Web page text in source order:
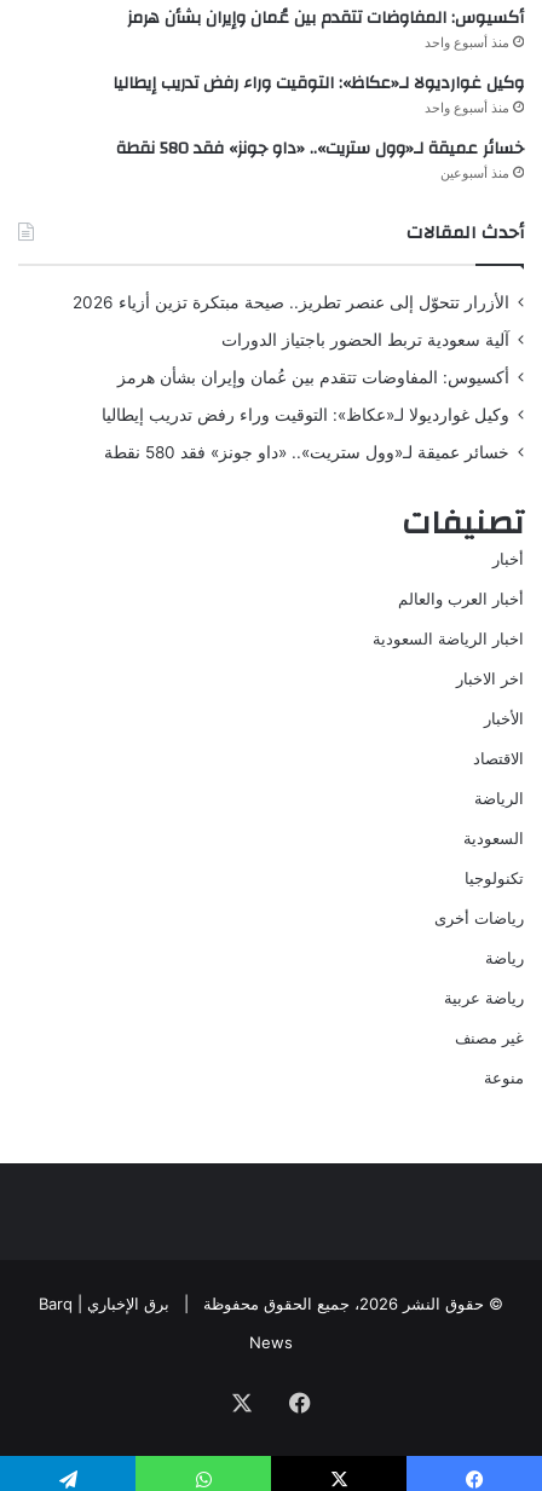
أكسيوس: المفاوضات تتقدم بين عُمان وإيران بشأن هرمز
منذ أسبوع واحد
وكيل غوارديولا لـ«عكاظ»: التوقيت وراء رفض تدريب إيطاليا
منذ أسبوع واحد
خسائر عميقة لـ«وول ستريت».. «داو جونز» فقد 580 نقطة
منذ أسبوعين
أحدث المقالات
الأزرار تتحوّل إلى عنصر تطريز.. صيحة مبتكرة تزين أزياء 2026
آلية سعودية تربط الحضور باجتياز الدورات
أكسيوس: المفاوضات تتقدم بين عُمان وإيران بشأن هرمز
وكيل غوارديولا لـ«عكاظ»: التوقيت وراء رفض تدريب إيطاليا
خسائر عميقة لـ«وول ستريت».. «داو جونز» فقد 580 نقطة
تصنيفات
أخبار
أخبار العرب والعالم
اخبار الرياضة السعودية
اخر الاخبار
الأخبار
الاقتصاد
الرياضة
السعودية
تكنولوجيا
رياضات أخرى
رياضة
رياضة عربية
غير مصنف
منوعة
© حقوق النشر 2026، جميع الحقوق محفوظة |
برق الإخباري | Barq
News
فيسبوك